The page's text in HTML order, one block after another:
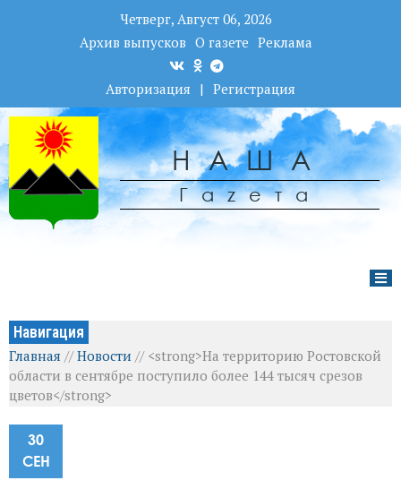
Четверг, Август 06, 2026
Архив выпусков О газете Реклама
Авторизация | Регистрация
НАША
Гаzета
Навигация
Главная //Новости // <strong>На территорию Ростовской
области в сентябре поступило более 144 тысяч срезов
цветов</strong>
30
СЕН